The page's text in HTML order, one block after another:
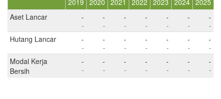
Aset Lancar
-
-
-
-
-
-
-
-
-
-
-
-
-
-
Hutang Lancar -
-
-
-
-
-
-
-
-
-
-
-
-
-
Modal Kerja
Bersih
-
-
-
-
-
-
-
-
-
-
-
-
-
-